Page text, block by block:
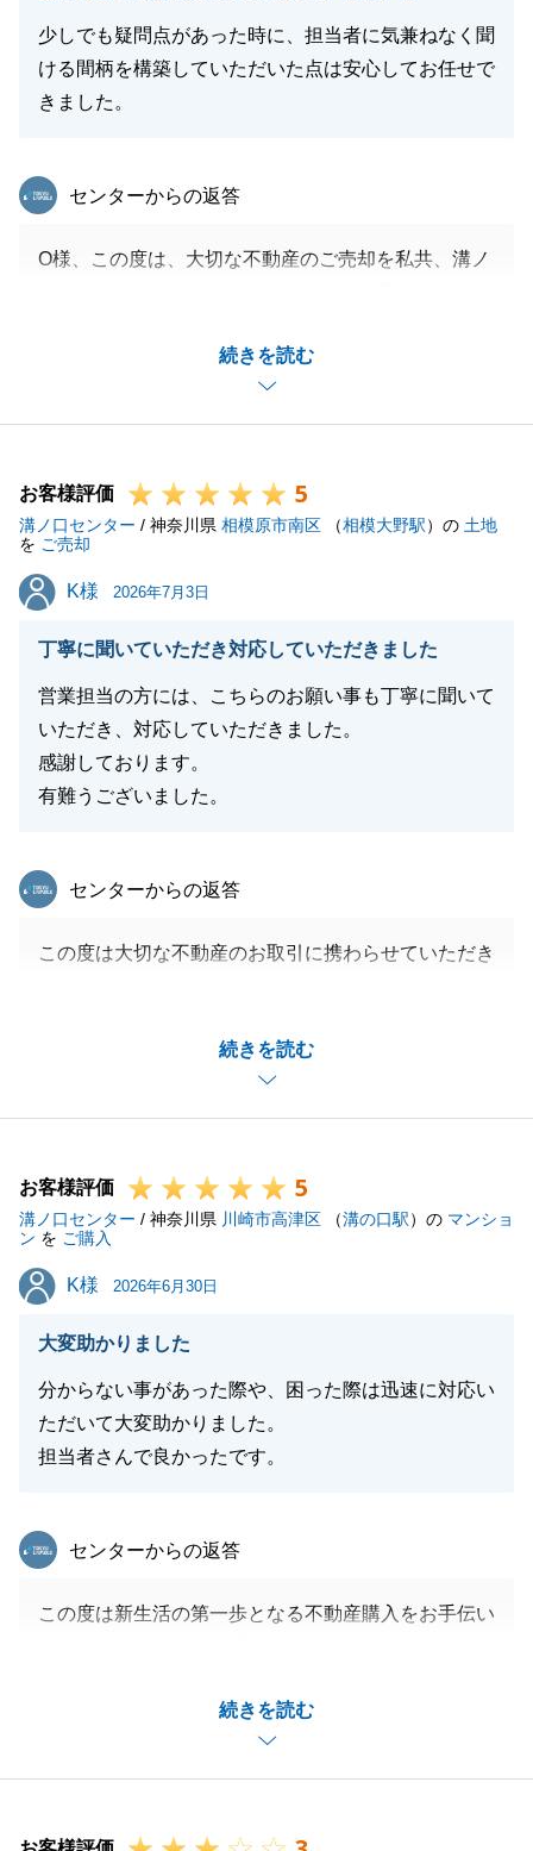
少しでも疑問点があった時に、担当者に気兼ねなく聞
ける間柄を構築していただいた点は安心してお任せで
きました。
続きを読む
東急リバブル
センターからの返答
O様、この度は、大切な不動産のご売却を私共、溝ノ
温かいお言葉を頂戴し、大変嬉しく拝読いたしまし
不動産のご売却という大きなご決断において、ご不明
そのため、お客様がいつでもどのような些細なことで
もお話しいただけるような関係性を築くことを、私自
身何よりも大切にしてまいりました。
O様と率直にコミュニケーションを取らせていただけ
ができ、深く感謝しております。
安心してお任せいただけたというお言葉は、営業担当
者としてこれ以上ない喜びであり、今後の活動に向け
た大きな励みとなります。
また何かお困り事がございましたら、いつでもお気軽
付き合いをよろしくお願い申し上げます。
お客様評価 5
溝ノ口センター / 神奈川県 相模原市南区 （相模大野駅）の 土地
を ご売却
K様
K様 2026年7月3日
丁寧に聞いていただき対応していただきました
営業担当の方には、こちらのお願い事も丁寧に聞いて
いただき、対応していただきました。
感謝しております。
有難うございました。
続きを読む
東急リバブル
センターからの返答
この度は大切な不動産のお取引に携わらせていただき
にお集まりいただきまして、ご心配事が無いようにお
取引の進め方など細かくご説明をさせていただきまし
た。
様のご協力のおかげさまだと感じます。
今後も何か不動産のことでお困りのことなどがあれ
ば、遠慮なくご連絡下さい。
引き続きご愛顧のほど、何卒宜しくお願い致します。
閉じる
お客様評価 5
溝ノ口センター / 神奈川県 川崎市高津区 （溝の口駅）の マンショ
ン を ご購入
K様
K様 2026年6月30日
大変助かりました
分からない事があった際や、困った際は迅速に対応い
ただいて大変助かりました。
担当者さんで良かったです。
続きを読む
東急リバブル
センターからの返答
この度は新生活の第一歩となる不動産購入をお手伝い
と思いますが、LINEなどを使って連絡のやり取りを
させていただき、スムーズなお取引になったかと思い
ます。
しみですね。